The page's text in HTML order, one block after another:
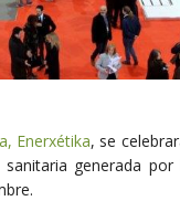
Enerxétika, se
generada